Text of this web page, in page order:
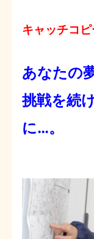
キャッチコピ
あなたの
挑戦を続
に…。